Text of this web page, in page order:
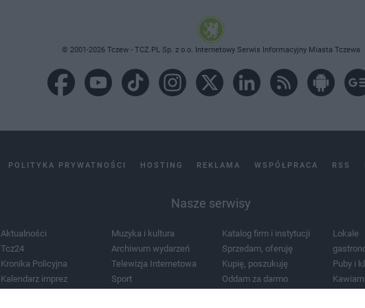
© 2001-2026 Tczew - TCZ.PL Sp. z o.o. Internetowy Serwis Informacyjny Miasta Tczewa
POLITYKA PRYWATNOŚCI HOSTING REKLAMA WSPÓŁPRACA RSS
Nasze serwisy
Aktualności
Tcz24
Kronika Policyjna
Kalendarz imprez
Muzyka i kultura
Archiwum wydarzeń
Telewizja Internetowa
Sport
Katalog firm i instytucji
Sprzedam, oferuję
Kupię, poszukuję
Oddam za darmo
Lokale
Puby i